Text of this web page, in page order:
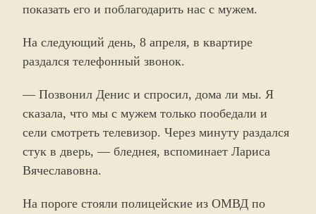
показать его и поблагодарить нас с мужем.
На следующий день, 8 апреля, в квартире
раздался телефонный звонок.
— Позвонил Денис и спросил, дома ли мы. Я
сказала, что мы с мужем только пообедали и
сели смотреть телевизор. Через минуту раздался
стук в дверь, — бледнея, вспоминает Лариса
Вячеславовна.
На пороге стояли полицейские из ОМВД по